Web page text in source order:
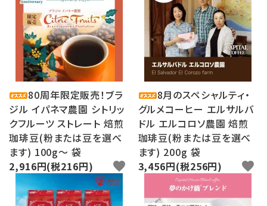
80周年限定販売！ブラ
ジル イパネマ農園 シトリッ
クフルーツ ストレート 焙煎
珈琲豆(粉または豆を選べ
ます) 100g〜 袋
2,916円(税216円)
favorite
8月のスペシャルティ・
グルメコーヒー エルサルバ
ドル エルコロソ農園 焙煎
珈琲豆(粉または豆を選べ
ます) 200g 袋
3,456円(税256円)
favorite